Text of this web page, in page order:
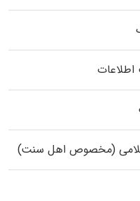
(مخصوص اهل سنت)